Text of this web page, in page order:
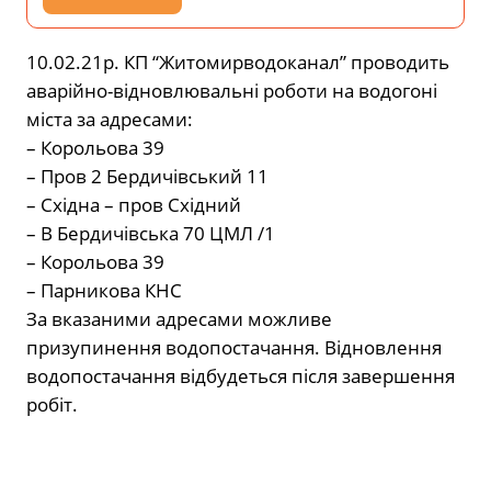
10.02.21р. КП “Житомирводоканал” проводить
аварійно-відновлювальні роботи на водогоні
міста за адресами:
– Корольова 39
– Пров 2 Бердичівський 11
– Східна – пров Східний
– В Бердичівська 70 ЦМЛ /1
– Корольова 39
– Парникова КНС
За вказаними адресами можливе
призупинення водопостачання. Відновлення
водопостачання відбудеться після завершення
робіт.